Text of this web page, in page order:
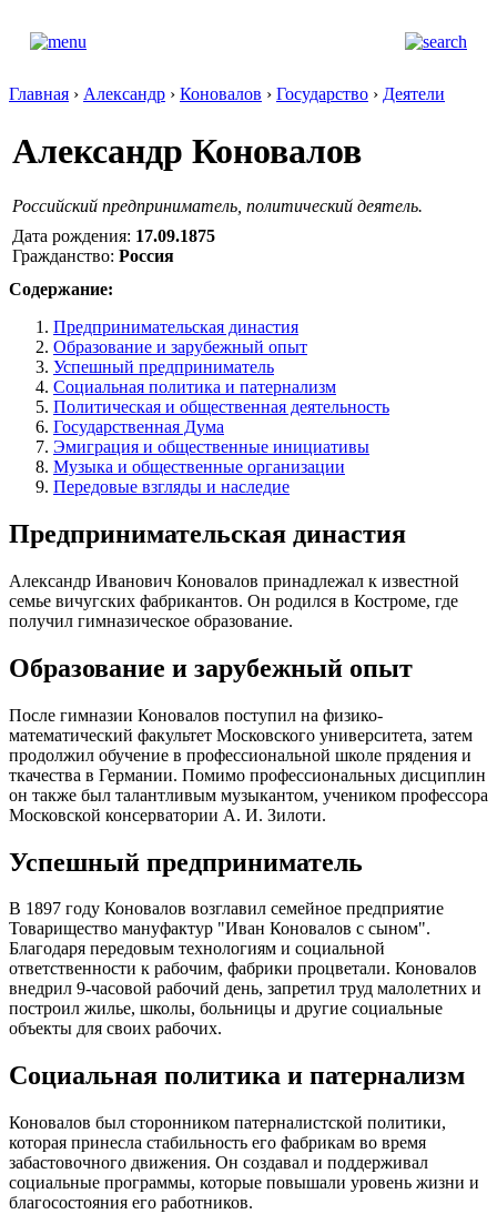
Главная › Александр › Коновалов › Государство › Деятели
Александр Коновалов
Российский предприниматель, политический деятель.
Дата рождения: 17.09.1875
Гражданство: Россия
Содержание:
Предпринимательская династия
Образование и зарубежный опыт
Успешный предприниматель
Социальная политика и патернализм
Политическая и общественная деятельность
Государственная Дума
Эмиграция и общественные инициативы
Музыка и общественные организации
Передовые взгляды и наследие
Предпринимательская династия
Александр Иванович Коновалов принадлежал к известной
семье вичугских фабрикантов. Он родился в Костроме, где
получил гимназическое образование.
Образование и зарубежный опыт
После гимназии Коновалов поступил на физико-
математический факультет Московского университета, затем
продолжил обучение в профессиональной школе прядения и
ткачества в Германии. Помимо профессиональных дисциплин
он также был талантливым музыкантом, учеником профессора
Московской консерватории А. И. Зилоти.
Успешный предприниматель
В 1897 году Коновалов возглавил семейное предприятие
Товарищество мануфактур "Иван Коновалов с сыном".
Благодаря передовым технологиям и социальной
ответственности к рабочим, фабрики процветали. Коновалов
внедрил 9-часовой рабочий день, запретил труд малолетних и
построил жилье, школы, больницы и другие социальные
объекты для своих рабочих.
Социальная политика и патернализм
Коновалов был сторонником патерналистской политики,
которая принесла стабильность его фабрикам во время
забастовочного движения. Он создавал и поддерживал
социальные программы, которые повышали уровень жизни и
благосостояния его работников.